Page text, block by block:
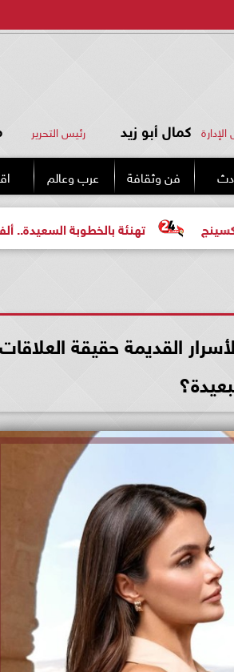
كمال أبو زيد رئيس التحرير
فن وثقافة عرب وعالم
تهنئة بالخطوبة السعيدة.. ألف مبروك
القديمة حقيقة